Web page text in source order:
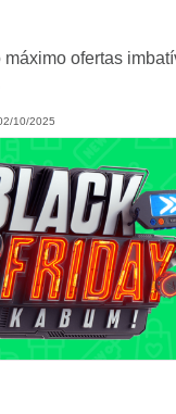
ofertas
10/2025